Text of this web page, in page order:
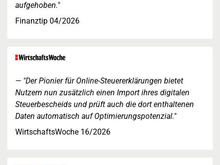
aufgehoben."
Finanztip 04/2026
"Der Pionier für Online-Steuererklärungen bietet
Nutzern nun zusätzlich einen Import ihres digitalen
Steuerbescheids und prüft auch die dort enthaltenen
Daten automatisch auf Optimierungspotenzial."
WirtschaftsWoche 16/2026